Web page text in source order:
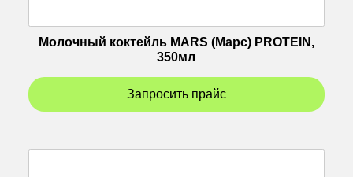
Молочный коктейль MARS (Марс) PROTEIN,
350мл
Запросить прайс